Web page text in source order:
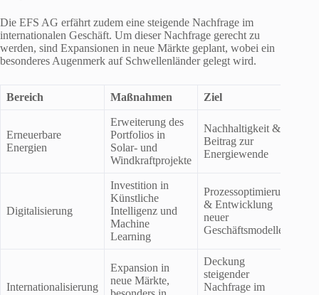
Die EFS AG erfährt zudem eine steigende Nachfrage im
internationalen Geschäft. Um dieser Nachfrage gerecht zu
werden, sind Expansionen in neue Märkte geplant, wobei ein
besonderes Augenmerk auf Schwellenländer gelegt wird.
Bereich Maßnahmen Ziel
Erneuerbare
Energien
Erweiterung des
Portfolios in
Solar- und
Windkraftprojekte
Nachhaltigkeit &
Beitrag zur
Energiewende
Digitalisierung
Investition in
Künstliche
Intelligenz und
Machine
Learning
Prozessoptimierung
& Entwicklung
neuer
Geschäftsmodelle
Internationalisierung
Expansion in
neue Märkte,
Deckung
steigender
Nachfrage im